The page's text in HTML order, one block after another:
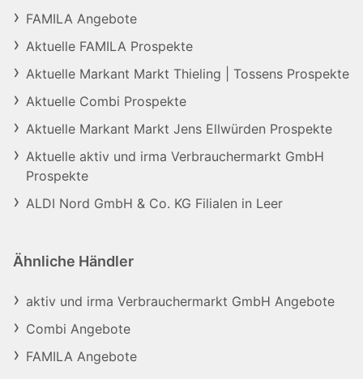
FAMILA Angebote
Aktuelle FAMILA Prospekte
Aktuelle Markant Markt Thieling | Tossens Prospekte
Aktuelle Combi Prospekte
Aktuelle Markant Markt Jens Ellwürden Prospekte
Aktuelle aktiv und irma Verbrauchermarkt GmbH
Prospekte
ALDI Nord GmbH & Co. KG Filialen in Leer
Ähnliche Händler
aktiv und irma Verbrauchermarkt GmbH Angebote
Combi Angebote
FAMILA Angebote